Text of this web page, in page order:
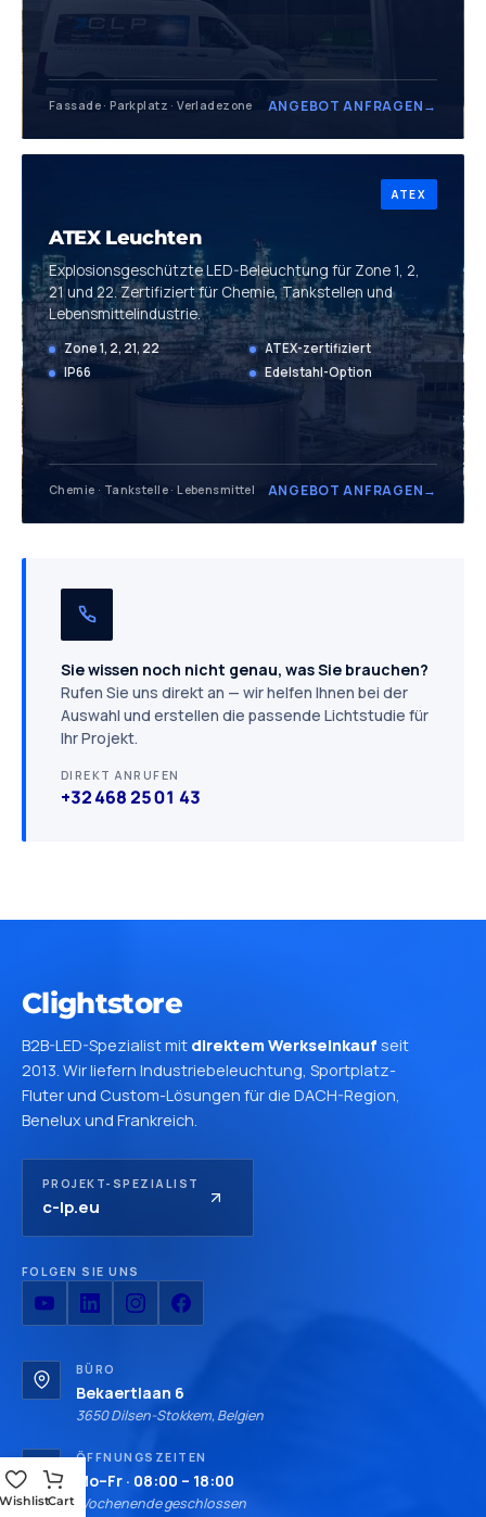
Fassade · Parkplatz · Verladezone ANGEBOT ANFRAGEN→
ATEX
ATEX Leuchten
Explosions­geschützte LED-Beleuchtung für Zone 1, 2,
21 und 22. Zertifiziert für Chemie, Tankstellen und
Lebensmittel­industrie.
Zone 1, 2, 21, 22
ATEX-zertifiziert
IP66
Edelstahl-Option
Chemie · Tankstelle · Lebensmittel ANGEBOT ANFRAGEN→
Sie wissen noch nicht genau, was Sie brauchen?
Rufen Sie uns direkt an — wir helfen Ihnen bei der
Auswahl und erstellen die passende Lichtstudie für
Ihr Projekt.
DIREKT ANRUFEN
+32 468 25 01 43
Clightstore
B2B-LED-Spezialist mit direktem Werkseinkauf seit
2013. Wir liefern Industriebeleuchtung, Sportplatz-
Fluter und Custom-Lösungen für die DACH-Region,
Benelux und Frankreich.
PROJEKT-SPEZIALIST
c-lp.eu
FOLGEN SIE UNS
BÜRO
Bekaertlaan 6
3650 Dilsen-Stokkem, Belgien
ÖFFNUNGSZEITEN
Mo–Fr · 08:00 – 18:00
Wochenende geschlossen
Cart